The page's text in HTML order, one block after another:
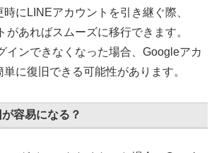
にLINEアカウントを引き継ぐ際、
があればスムーズに移行できます。
インできなくなった場合、Googleアカ
に復旧できる可能性があります。
容易になる？